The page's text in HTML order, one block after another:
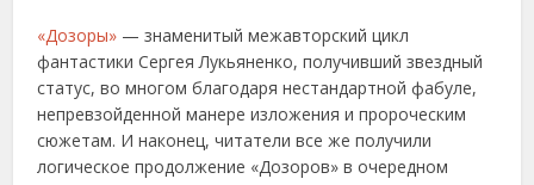
«Дозоры» — знаменитый межавторский цикл
фантастики Сергея Лукьяненко, получивший звездный
статус, во многом благодаря нестандартной фабуле,
непревзойденной манере изложения и пророческим
сюжетам. И наконец, читатели все же получили
логическое продолжение «Дозоров» в очередном